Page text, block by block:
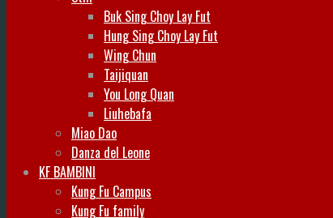
Buk Sing Choy Lay Fut
Hung Sing Choy Lay Fut
Wing Chun
Taijiquan
You Long Quan
Liuhebafa
Miao Dao
Danza del Leone
KF BAMBINI
Kung Fu Campus
Kung Fu family